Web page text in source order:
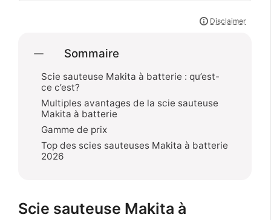
Sommaire
Scie sauteuse Makita à batterie : qu’est-
ce c’est?
Multiples avantages de la scie sauteuse
Makita à batterie
Gamme de prix
Top des scies sauteuses Makita à batterie
2026
Scie sauteuse Makita à